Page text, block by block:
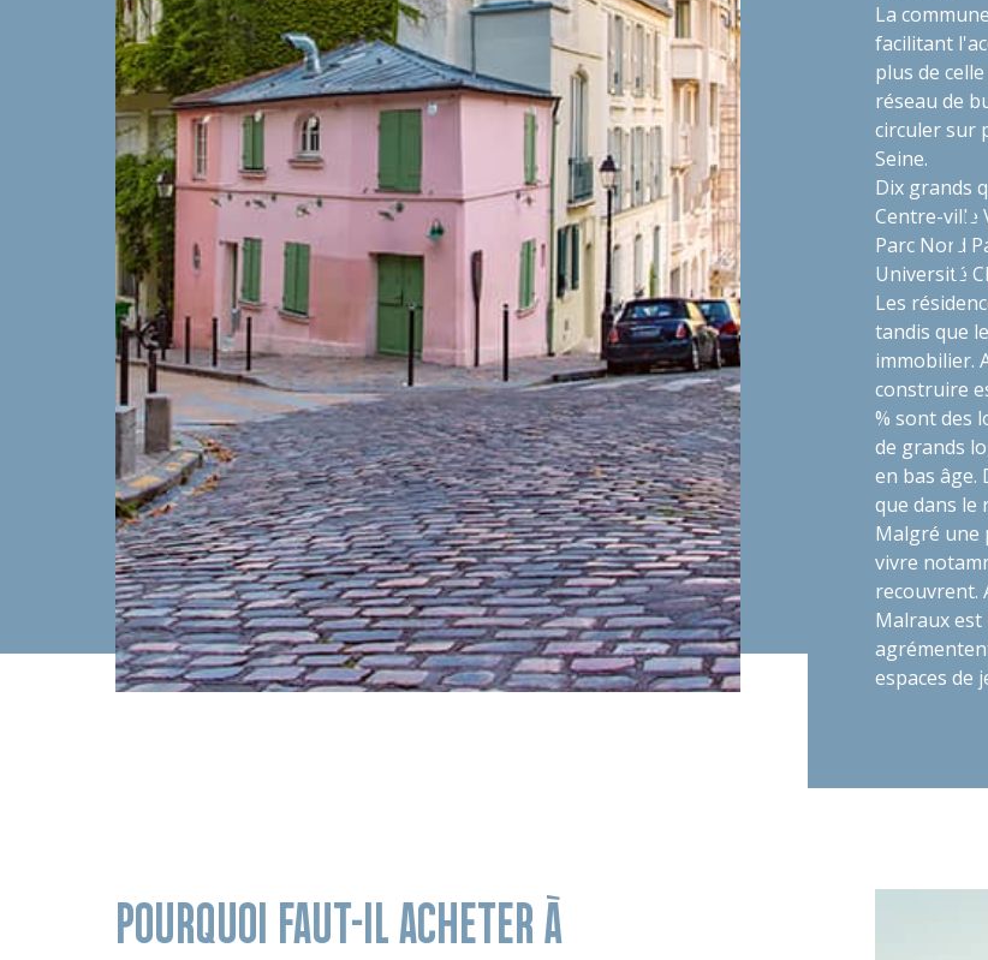
La
facilitant
plus de
réseau de
circuler sur
Seine.
Dix grands
Centre-ville
Parc Nord
Université
Les
tandis que
immobilier.
construire
% sont des
de grands
en bas âge.
que dans le
Malgré une
vivre
recouvrent.
Malraux est
espaces de
POURQUOI FAUT-IL ACHETER À